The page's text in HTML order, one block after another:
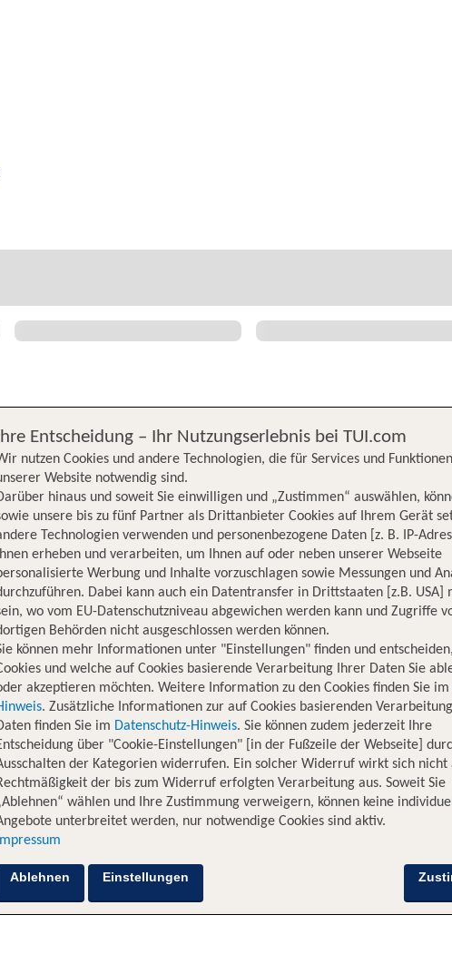
Hotelinformationen Lage Bewertungen
Entscheidung – Ihr Nutzungserlebnis bei TUI.com
nutzen Cookies und andere Technologien, die für Services und
Website notwendig sind.
hinaus und soweit Sie einwilligen und „Zustimmen“ auswählen,
unsere bis zu fünf Partner als Drittanbieter Cookies auf Ihrem Gerät
Technologien verwenden und personenbezogene Daten [z. B. IP-
Ihnen erheben und verarbeiten, um Ihnen auf oder neben unserer Webseite
Werbung und Inhalte vorzuschlagen sowie Messungen und
Dabei kann auch ein Datentransfer in Drittstaaten [z.B. USA]
wo vom EU-Datenschutzniveau abgewichen werden kann und Zugriffe
Behörden nicht ausgeschlossen werden können.
können mehr Informationen unter "Einstellungen" finden und
und welche auf Cookies basierende Verarbeitung Ihrer Daten Sie
akzeptieren möchten. Weitere Information zu den Cookies finden Sie im
. Zusätzliche Informationen zur auf Cookies basierenden
finden Sie im Datenschutz-Hinweis. Sie können zudem jederzeit Ihre
über "Cookie-Einstellungen" [in der Fußzeile der Webseite]
der Kategorien widerrufen. Ein solcher Widerruf wirkt sich nicht
der bis zum Widerruf erfolgten Verarbeitung aus. Soweit Sie
wählen und Ihre Zustimmung verweigern, können keine
unterbreitet werden, nur notwendige Cookies sind aktiv.
Impressum
Ablehnen Einstellungen